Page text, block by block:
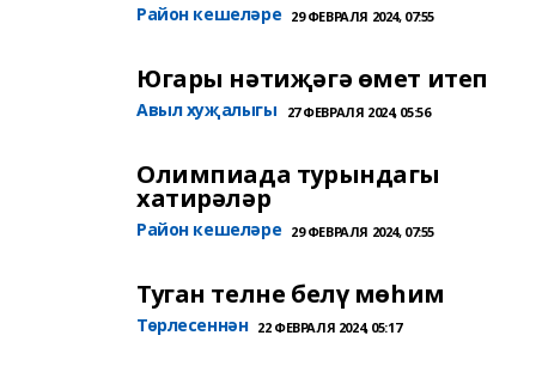
Район кешеләре 29 ФЕВРАЛЯ 2024, 07:55
Югары нәтиҗәгә өмет итеп
Авыл хуҗалыгы 27 ФЕВРАЛЯ 2024, 05:56
Олимпиада турындагы
хатирәләр
Район кешеләре 29 ФЕВРАЛЯ 2024, 07:55
Туган телне белү мөһим
Төрлесеннән 22 ФЕВРАЛЯ 2024, 05:17